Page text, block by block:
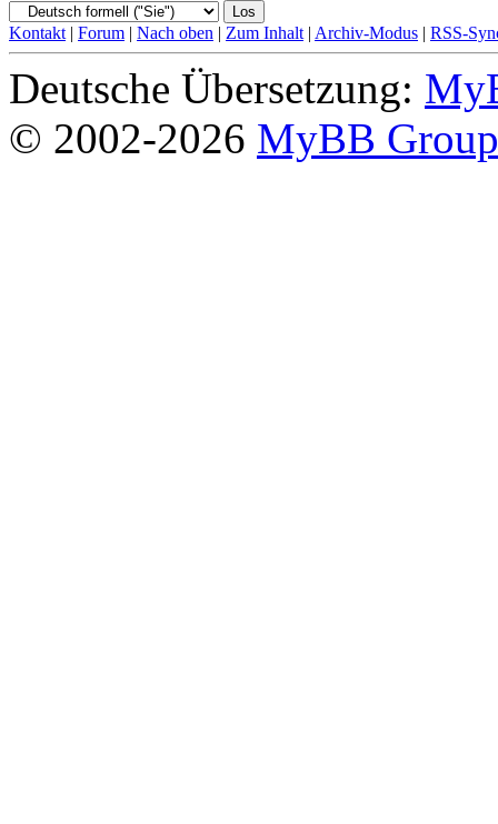
Kontakt | Forum | Nach oben | Zum Inhalt | Archiv-Modus | RSS-
Deutsche Übersetzung:
© 2002-2026 MyBB Group